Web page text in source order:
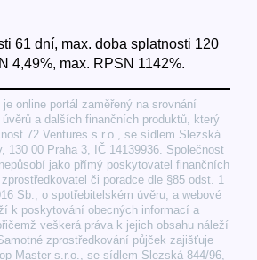
61 dní, max. doba splatnosti 120
4,49%, max. RPSN 1142%.
online portál zaměřený na srovnání
a dalších finančních produktů, který
72 Ventures s.r.o., se sídlem Slezská
130 00 Praha 3, IČ 14139936. Společnost
jako přímý poskytovatel finančních
či poradce dle §85 odst. 1
Sb., o spotřebitelském úvěru, a webové
k poskytování obecných informací a
veškerá práva k jejich obsahu náleží
zprostředkování půjček zajišťuje
Master s.r.o., se sídlem Slezská 844/96,